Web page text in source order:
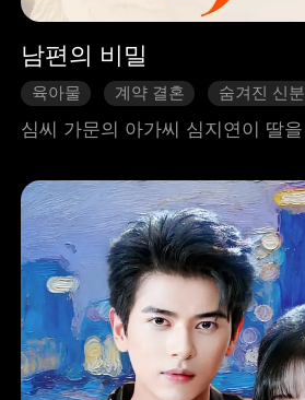
남편의 비밀
육아물 계약 결혼 숨겨진 신분
달달물
현대 도시